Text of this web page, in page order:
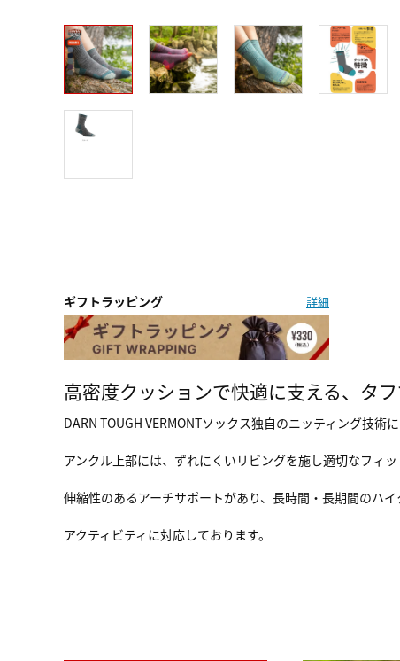
ギフトラッピング 詳細
高密度クッションで快適に支える、タ
DARN TOUGH VERMONTソックス独自のニッティング技
アンクル上部には、ずれにくいリビングを施し適切なフィッ
伸縮性のあるアーチサポートがあり、長時間・長期間のハ
アクティビティに対応しております。